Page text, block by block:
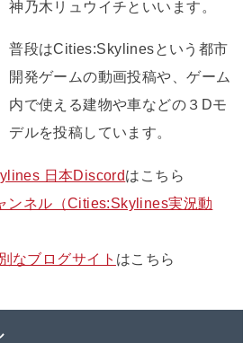
神乃木リュウイチといいます。
普段はCities:Skylinesという都市
開発ゲームの動画投稿や、ゲーム
内で使える建物や車などの３Dモ
デルを投稿しています。
日本Discordはこちら
ンネル（Cities:Skylines実況動
別なブログサイト はこちら